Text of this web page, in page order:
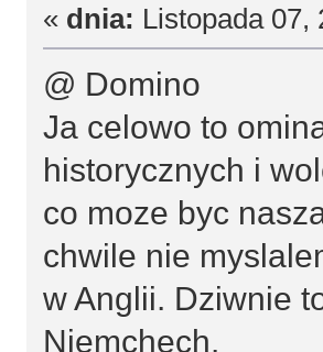
« dnia: Listopada
@ Domino
Ja celowo to
historycznych i
co moze byc
chwile nie
w Anglii. Dziwnie
Niemchech.